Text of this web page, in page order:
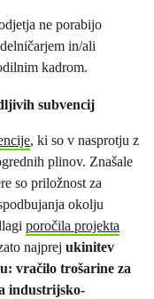
ne porabijo
in/ali
kadrom.
subvencij
, ki so v nasprotju z
plinov. Znašale
so priložnost za
okolju
poročila projekta
najprej ukinitev
vračilo trošarine za
industrijsko-